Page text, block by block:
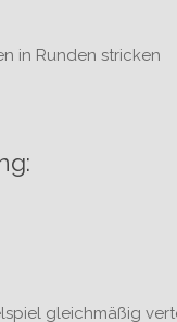
in Runden stricken
gleichmäßig